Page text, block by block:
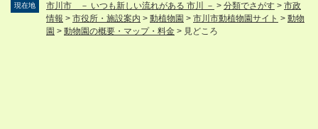
現在地 市川市 － いつも新しい流れがある 市川 － > 分類でさがす > 市政
情報 > 市役所・施設案内 > 動植物園 > 市川市動植物園サイト > 動物
園 > 動物園の概要・マップ・料金 > 見どころ